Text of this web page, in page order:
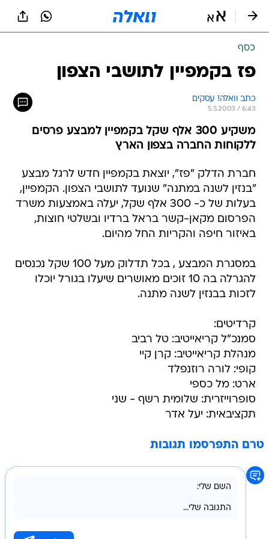
כסף
פז בקמפיין לתושבי הצפון
כתב וואלה! עסקים
5.5.2003 / 6:43
משקיע 300 אלף שקל בקמפיין למבצע פרסים
ללקוחות החברה בצפון הארץ
חברת הדלק "פז", יוצאת בקמפיין חדש לרגל מבצע
"בנזין לשנה במתנה" שנועד לתושבי הצפון. הקמפיין,
בעלות של כ- 300 אלף שקל, יעלה באמצעות משרד
הפרסום מקאן-קשר בראל ברדיו ובשלטי חוצות,
באיזור חיפה והקריות החל מהיום.
במסגרת המבצע , בכל תדלוק מעל 100 שקל נכנסים
להגרלה בה 10 זוכים מאושרים שיעלו בגורל יוכלו
לזכות בבנזין לשנה מתנה.
קרדיטים:
סמנכ"ל קריאייטיב: טל רביב
מנהלת קריאייטיב: קרן קיי
קופי: לורה רוזנפלד
ארט: מל כספי
סופרוייזרית: שלומית רשף - שני
תקציבאית: יעל אדר
טרם התפרסמו תגובות